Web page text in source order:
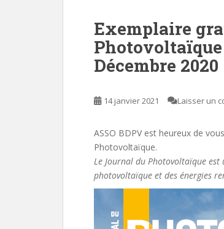
Exemplaire
Décembre 2020
14 janvier 2021 Laisser un
ASSO BDPV est heureux de
Photovoltaïque.
Le Journal du Photovoltaïque
photovoltaïque et des énergies